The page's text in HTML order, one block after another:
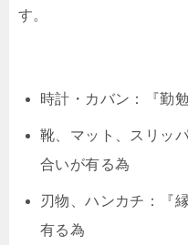
す。
時計・カバン：『勤
靴、マット、スリッ
合いが有る為
刃物、ハンカチ：『
有る為